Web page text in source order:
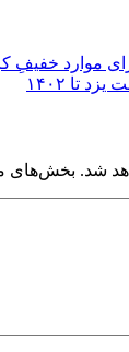
موارد خفیفِ
تا ۱۴۰۲
شد. بخش‌های